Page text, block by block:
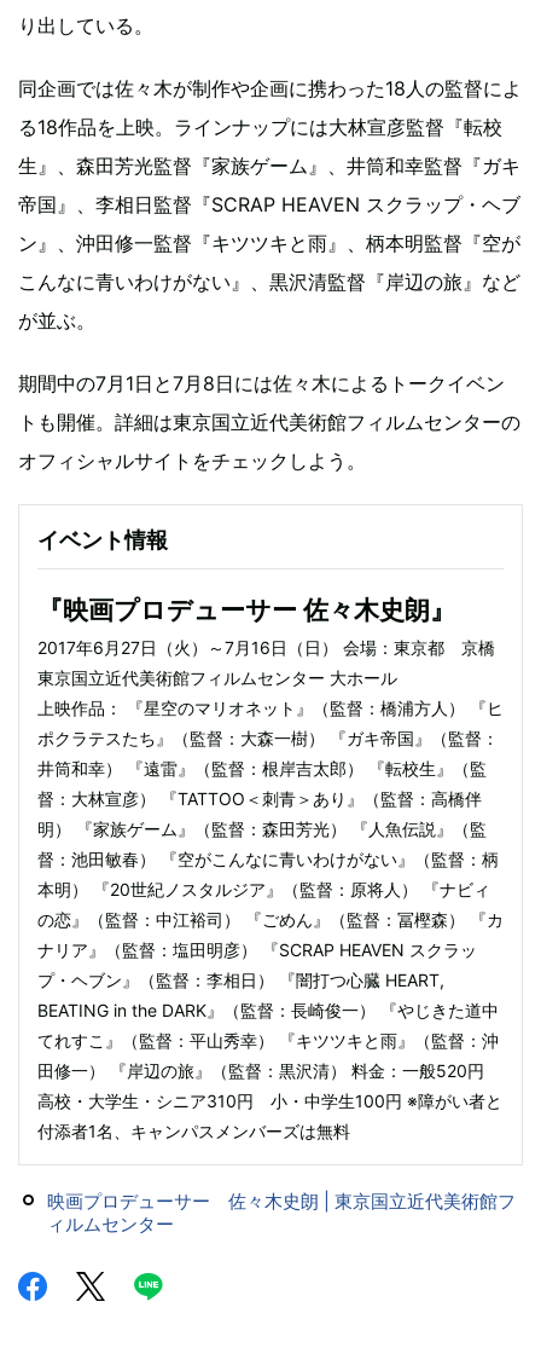
り出している。
同企画では佐々木が制作や企画に携わった18人の監督によ
る18作品を上映。ラインナップには大林宣彦監督『転校
生』、森田芳光監督『家族ゲーム』、井筒和幸監督『ガキ
帝国』、李相日監督『SCRAP HEAVEN スクラップ・ヘブ
ン』、沖田修一監督『キツツキと雨』、柄本明監督『空が
こんなに青いわけがない』、黒沢清監督『岸辺の旅』など
が並ぶ。
期間中の7月1日と7月8日には佐々木によるトークイベン
トも開催。詳細は東京国立近代美術館フィルムセンターの
オフィシャルサイトをチェックしよう。
イベント情報
『映画プロデューサー 佐々木史朗』
2017年6月27日（火）～7月16日（日） 会場：東京都 京橋
東京国立近代美術館フィルムセンター 大ホール
上映作品： 『星空のマリオネット』（監督：橋浦方人） 『ヒ
ポクラテスたち』（監督：大森一樹） 『ガキ帝国』（監督：
井筒和幸） 『遠雷』（監督：根岸吉太郎） 『転校生』（監
督：大林宣彦） 『TATTOO＜刺青＞あり』（監督：高橋伴
明） 『家族ゲーム』（監督：森田芳光） 『人魚伝説』（監
督：池田敏春） 『空がこんなに青いわけがない』（監督：柄
本明） 『20世紀ノスタルジア』（監督：原将人） 『ナビィ
の恋』（監督：中江裕司） 『ごめん』（監督：冨樫森） 『カ
ナリア』（監督：塩田明彦） 『SCRAP HEAVEN スクラッ
プ・ヘブン』（監督：李相日） 『闇打つ心臓 HEART,
BEATING in the DARK』（監督：長崎俊一） 『やじきた道中
てれすこ』（監督：平山秀幸） 『キツツキと雨』（監督：沖
田修一） 『岸辺の旅』（監督：黒沢清） 料金：一般520円
高校・大学生・シニア310円 小・中学生100円 ※障がい者と
付添者1名、キャンパスメンバーズは無料
映画プロデューサー 佐々木史朗 | 東京国立近代美術館フ
ィルムセンター